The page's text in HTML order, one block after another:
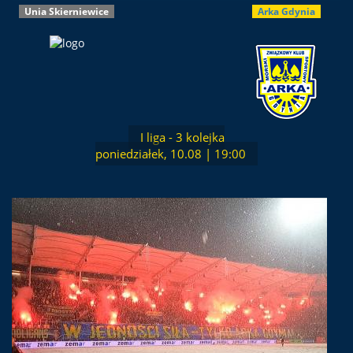
Unia Skierniewice Arka Gdynia
I liga - 3 kolejka
poniedziałek, 10.08 | 19:00